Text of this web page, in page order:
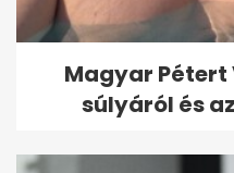
Magyar
súlyáról és